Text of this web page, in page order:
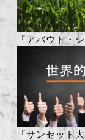
『アバウト・
『サンセッ